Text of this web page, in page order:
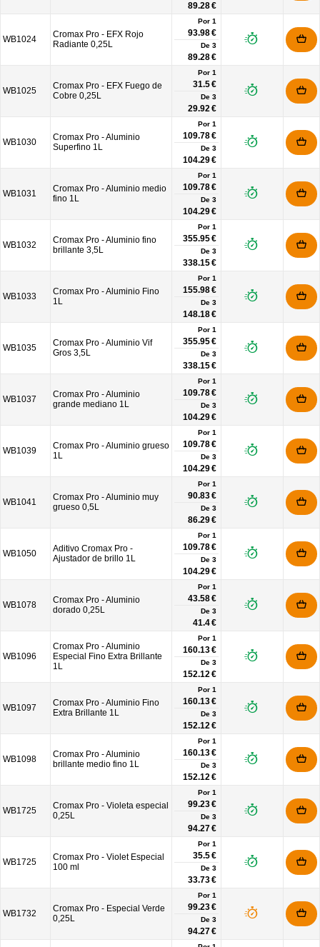
89.28 €
WB1024
Cromax Pro - EFX Rojo
Radiante 0,25L
Por 1
93.98 €
De 3
89.28 €
WB1025
Cromax Pro - EFX Fuego de
Cobre 0,25L
Por 1
31.5 €
De 3
29.92 €
WB1030
Cromax Pro - Aluminio
Superfino 1L
Por 1
109.78 €
De 3
104.29 €
WB1031
Cromax Pro - Aluminio medio
fino 1L
Por 1
109.78 €
De 3
104.29 €
WB1032
Cromax Pro - Aluminio fino
brillante 3,5L
Por 1
355.95 €
De 3
338.15 €
WB1033
Cromax Pro - Aluminio Fino
1L
Por 1
155.98 €
De 3
148.18 €
WB1035
Cromax Pro - Aluminio Vif
Gros 3,5L
Por 1
355.95 €
De 3
338.15 €
WB1037
Cromax Pro - Aluminio
grande mediano 1L
Por 1
109.78 €
De 3
104.29 €
WB1039
Cromax Pro - Aluminio grueso
1L
Por 1
109.78 €
De 3
104.29 €
WB1041
Cromax Pro - Aluminio muy
grueso 0,5L
Por 1
90.83 €
De 3
86.29 €
WB1050
Aditivo Cromax Pro -
Ajustador de brillo 1L
Por 1
109.78 €
De 3
104.29 €
WB1078
Cromax Pro - Aluminio
dorado 0,25L
Por 1
43.58 €
De 3
41.4 €
WB1096
Cromax Pro - Aluminio
Especial Fino Extra Brillante
1L
Por 1
160.13 €
De 3
152.12 €
WB1097
Cromax Pro - Aluminio Fino
Extra Brillante 1L
Por 1
160.13 €
De 3
152.12 €
WB1098
Cromax Pro - Aluminio
brillante medio fino 1L
Por 1
160.13 €
De 3
152.12 €
WB1725
Cromax Pro - Violeta especial
0,25L
Por 1
99.23 €
De 3
94.27 €
WB1725
Cromax Pro - Violet Especial
100 ml
Por 1
35.5 €
De 3
33.73 €
WB1732
Cromax Pro - Especial Verde
0,25L
Por 1
99.23 €
De 3
94.27 €